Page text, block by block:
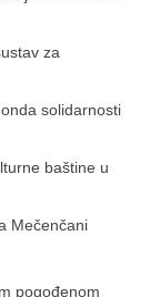
za
solidarnosti
baštine u
Mečenčani
pogođenom